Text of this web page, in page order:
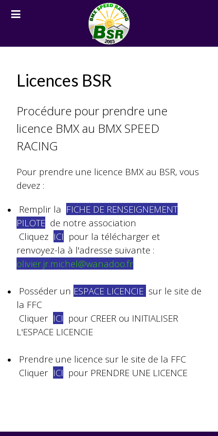
Licences BSR
Procédure pour prendre une
licence BMX au BMX SPEED
RACING
Pour prendre une licence BMX au BSR, vous
devez :
Remplir la FICHE DE RENSEIGNEMENT
PILOTE de notre association
Cliquez ICI pour la télécharger et
renvoyez-la à l'adresse suivante :
olivier.jr.michel@wanadoo.fr
Posséder un ESPACE LICENCIE sur le site de
la FFC
Cliquer ICI pour CREER ou INITIALISER
L'ESPACE LICENCIE
Prendre une licence sur le site de la FFC
Cliquer ICI pour PRENDRE UNE LICENCE